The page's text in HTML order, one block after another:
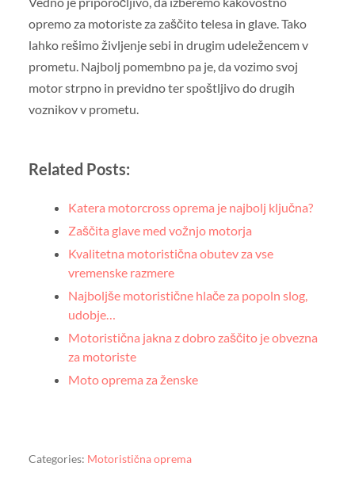
opremo za motoriste za zaščito telesa in glave. Tako
lahko rešimo življenje sebi in drugim udeležencem v
prometu. Najbolj pomembno pa je, da vozimo svoj
motor strpno in previdno ter spoštljivo do drugih
voznikov v prometu.
Related Posts:
Katera motorcross oprema je najbolj ključna?
Zaščita glave med vožnjo motorja
Kvalitetna motoristična obutev za vse
vremenske razmere
Najboljše motoristične hlače za popoln slog,
udobje…
Motoristična jakna z dobro zaščito je obvezna
za motoriste
Moto oprema za ženske
Categories: Motoristična oprema